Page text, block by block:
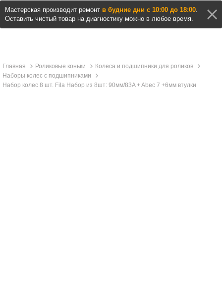
Мастерская производит ремонт в будние дни с 10:00 до 18:00.
Оставить чистый товар на диагностику можно в любое время.
Главная Роликовые коньки
Колеса и подшипники для роликов
Наборы колес с подшипниками
Набор колес 8 шт. Fila Набор из 8шт: 90мм/83A + Abec 7 +6мм втулки